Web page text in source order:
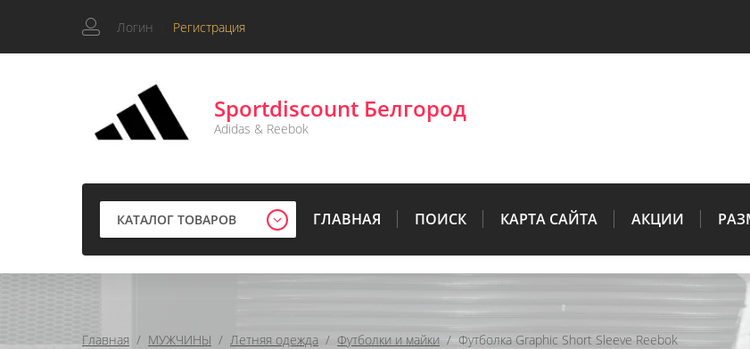
Логин Регистрация
Sportdiscount Белгород
Adidas & Reebok
КАТАЛОГ ТОВАРОВ ГЛАВНАЯ ПОИСК КАРТА САЙТА АКЦИИ
Главная
  /
МУЖЧИНЫ
  /
Летняя одежда
  /
Футболки и майки
  /  Футболка Graphic Short Sleeve Reebok